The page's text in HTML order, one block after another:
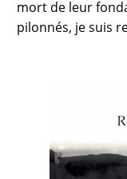
mort de leur
pilonnés, je suis